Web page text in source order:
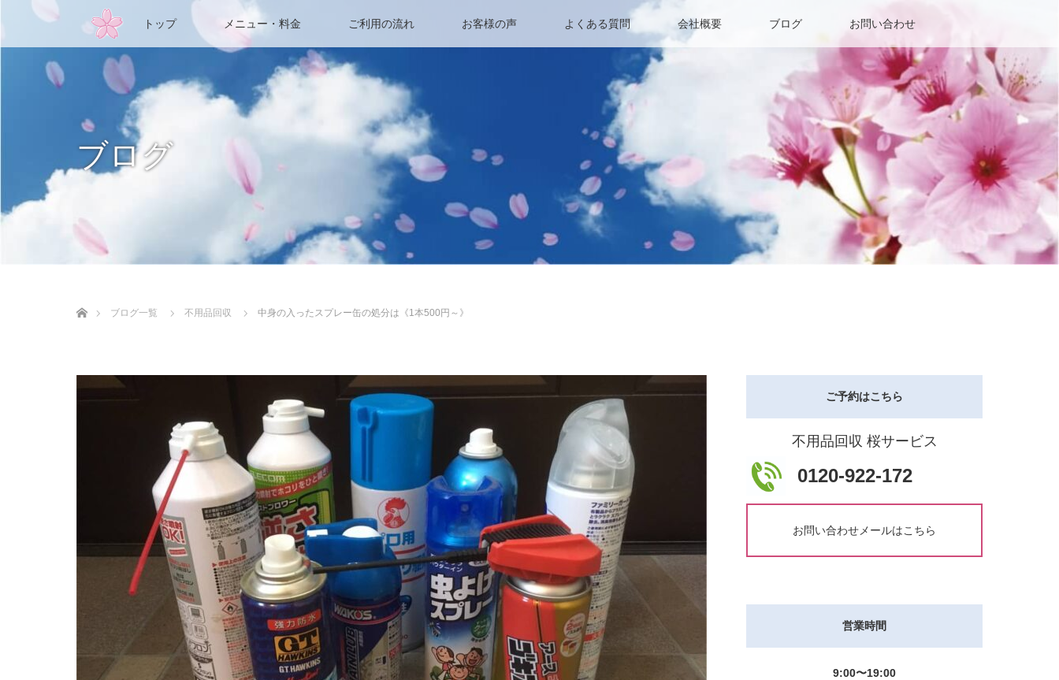
トップ メニュー・料金 ご利用の流れ お客様の声 よくある質問 会社概要 ブログ お問い合わせ
ブログ
ブログ一覧
不用品回収 中身の入ったスプレー缶の処分は《1本500円～》
ご予約はこちら
不用品回収 桜サービス
0120-922-172
お問い合わせメールはこちら
営業時間
9:00〜19:00